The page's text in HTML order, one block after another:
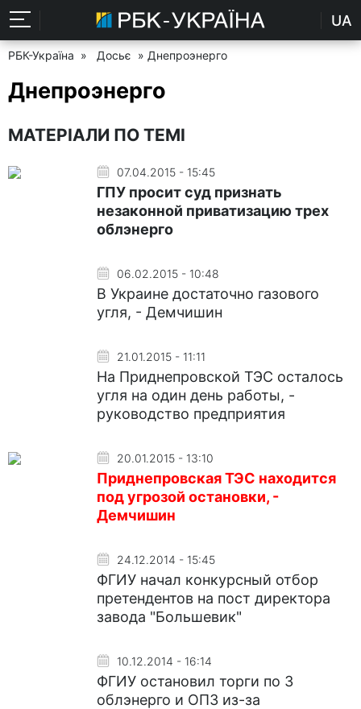
UA
РБК-Україна » Досьє » Днепроэнерго
Днепроэнерго
МАТЕРІАЛИ ПО ТЕМІ
07.04.2015 - 15:45
ГПУ просит суд признать
незаконной приватизацию трех
облэнерго
06.02.2015 - 10:48
В Украине достаточно газового
угля, - Демчишин
21.01.2015 - 11:11
На Приднепровской ТЭС осталось
угля на один день работы, -
руководство предприятия
20.01.2015 - 13:10
Приднепровская ТЭС находится
под угрозой остановки, -
Демчишин
24.12.2014 - 15:45
ФГИУ начал конкурсный отбор
претендентов на пост директора
завода "Большевик"
10.12.2014 - 16:14
ФГИУ остановил торги по 3
облэнерго и ОПЗ из-за